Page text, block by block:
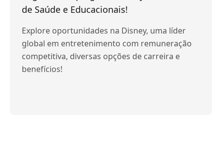
de Saúde e Educacionais!
Explore oportunidades na Disney, uma líder
global em entretenimento com remuneração
competitiva, diversas opções de carreira e
benefícios!